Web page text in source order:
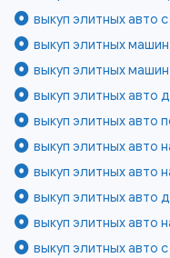
выкуп элитных авто
выкуп элитных
выкуп элитных
выкуп элитных авто
выкуп элитных авто
выкуп элитных авто
выкуп элитных авто
выкуп элитных авто
выкуп элитных авто
выкуп элитных авто